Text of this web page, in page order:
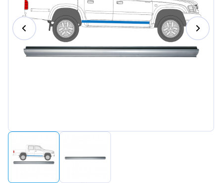
Magyar
Lietuvių
Português